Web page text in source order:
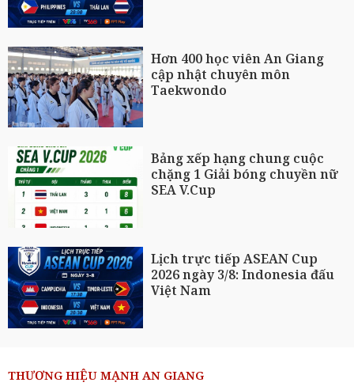
Hơn 400 học viên An Giang
cập nhật chuyên môn
Taekwondo
Bảng xếp hạng chung cuộc
chặng 1 Giải bóng chuyền nữ
SEA V.Cup
Lịch trực tiếp ASEAN Cup
2026 ngày 3/8: Indonesia đấu
Việt Nam
THƯƠNG HIỆU MẠNH AN GIANG